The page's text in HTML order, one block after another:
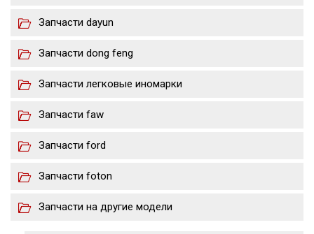
Запчасти dayun
Запчасти dong feng
Запчасти легковые иномарки
Запчасти faw
Запчасти ford
Запчасти foton
Запчасти на другие модели